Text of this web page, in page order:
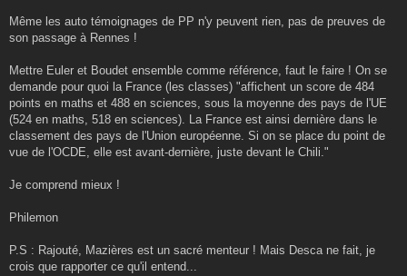
Même les auto témoignages de PP n'y peuvent rien, pas de preuves de
son passage à Rennes !
Mettre Euler et Boudet ensemble comme référence, faut le faire ! On se
demande pour quoi la France (les classes) "affichent un score de 484
points en maths et 488 en sciences, sous la moyenne des pays de l'UE
(524 en maths, 518 en sciences). La France est ainsi dernière dans le
classement des pays de l'Union européenne. Si on se place du point de
vue de l'OCDE, elle est avant-dernière, juste devant le Chili."
Je comprend mieux !
Philemon
P.S : Rajouté, Mazières est un sacré menteur ! Mais Desca ne fait, je
crois que rapporter ce qu'il entend...